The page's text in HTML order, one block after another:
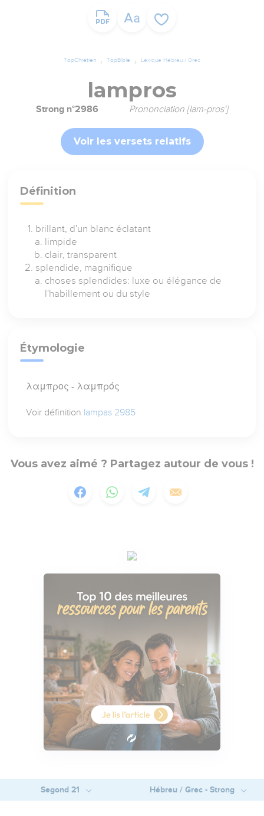
TopChrétien TopBible Lexique Hébreu / Grec
lampros
Strong n°2986 Prononciation [lam-pros']
Voir les versets relatifs
Définition
brillant, d'un blanc éclatant
limpide
clair, transparent
splendide, magnifique
choses splendides: luxe ou élégance de
l'habillement ou du style
Étymologie
λαμπρος - λαμπρός
Voir définition lampas 2985
Vous avez aimé ? Partagez autour de vous !
Segond 21 Hébreu / Grec - Strong